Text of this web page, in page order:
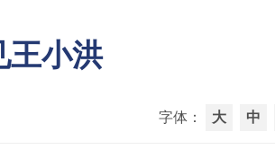
王小洪
字体： 大 中